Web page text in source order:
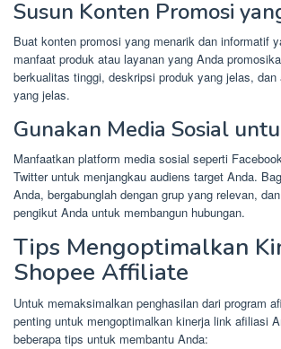
Susun Konten Promosi
Buat konten promosi yang menarik dan informatif
manfaat produk atau layanan yang Anda
berkualitas tinggi, deskripsi produk yang jelas, dan
yang jelas.
Gunakan Media Sosial
Manfaatkan platform media sosial seperti
Twitter untuk menjangkau audiens target Anda.
Anda, bergabunglah dengan grup yang relevan,
pengikut Anda untuk membangun hubungan.
Tips Mengoptimalkan
Shopee Affiliate
Untuk memaksimalkan penghasilan dari program
penting untuk mengoptimalkan kinerja link afiliasi
beberapa tips untuk membantu Anda: